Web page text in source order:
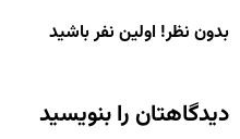
بدون نظر! اولین نفر باشید
دیدگاهتان را بنویسید